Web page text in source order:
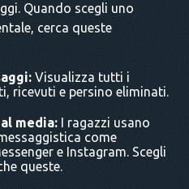
Quando scegli uno
cerca queste
Visualizza tutti i
ricevuti e persino eliminati.
media: I ragazzi usano
come
e Instagram. Scegli
queste.